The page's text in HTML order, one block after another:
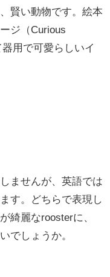
賢い動物です。絵本
ジ（Curious
用で可愛らしいイ
ませんが、英語では
す。どちらで表現し
綺麗なroosterに、
でしょうか。